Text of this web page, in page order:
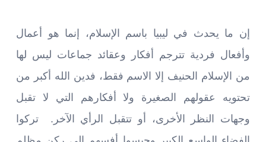
إن ما يحدث في ليبيا باسم الإسلام، إنما هو أعمال
وأفعال فردية تترجم أفكار وعقائد جماعات ليس لها
من الإسلام الحنيف إلا الاسم فقط، فدين الله أكبر من
تحتويه عقولهم الصغيرة ولا أفكارهم التي لا تقبل
وجهات النظر الأخرى، أو تتقبل الرأي الآخر. تركوا